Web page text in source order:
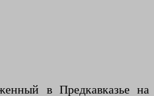
в Предкавказье на